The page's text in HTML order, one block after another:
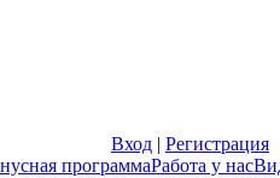
Вход | Регистрация
программаРабота у нас